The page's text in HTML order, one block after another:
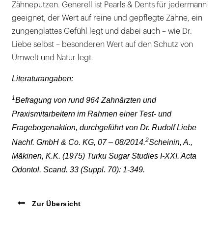
Zähneputzen. Generell ist Pearls & Dents für jedermann
geeignet, der Wert auf reine und gepflegte Zähne, ein
zungenglattes Gefühl legt und dabei auch – wie Dr.
Liebe selbst – besonderen Wert auf den Schutz von
Umwelt und Natur legt.
Literaturangaben:
1Befragung von rund 964 Zahnärzten und
Praxismitarbeitern im Rahmen einer Test- und
Fragebogenaktion, durchgeführt von Dr. Rudolf Liebe
Nachf. GmbH & Co. KG, 07 – 08/2014.2Scheinin, A.,
Mäkinen, K.K. (1975) Turku Sugar Studies I-XXI. Acta
Odontol. Scand. 33 (Suppl. 70): 1-349.
Zur Übersicht